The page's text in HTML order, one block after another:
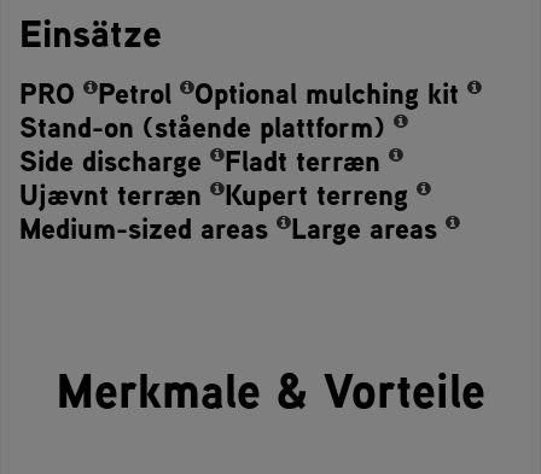
Einsätze
PRO Petrol Optional mulching kit
Stand-on (stående plattform)
Side discharge
Fladt terræn
Ujævnt terræn
Kupert terreng
Medium-sized areas Large areas
Merkmale & Vorteile